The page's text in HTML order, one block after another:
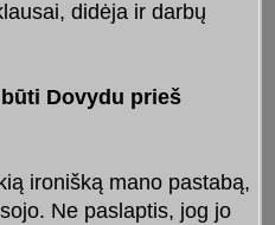
didėja ir darbų
Dovydu prieš
ironišką mano pastabą,
Ne paslaptis, jog jo